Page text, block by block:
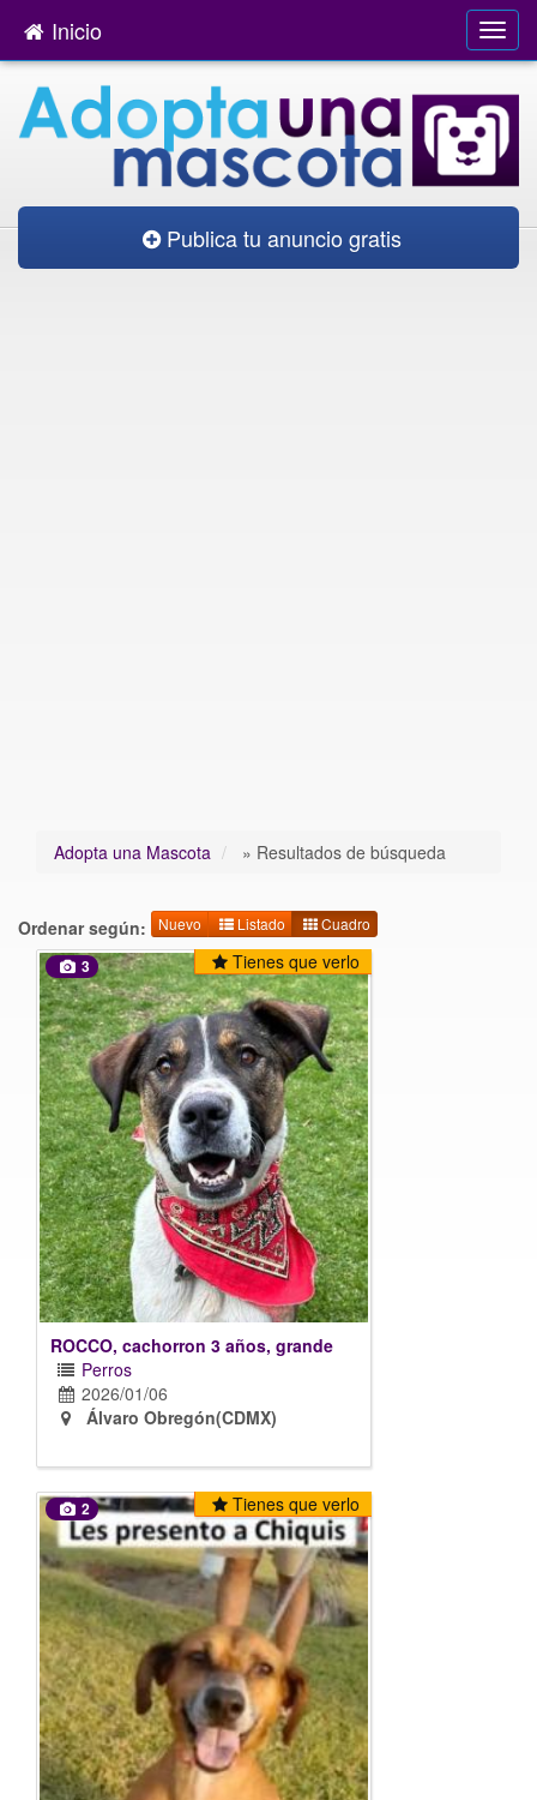
Inicio
Publica tu anuncio gratis
Adopta una Mascota » Resultados de búsqueda
Ordenar según: Nuevo Listado Cuadro
Tienes que verlo
3
ROCCO, cachorron 3 años, grande
Perros
2026/01/06
Álvaro Obregón(CDMX)
Tienes que verlo
2